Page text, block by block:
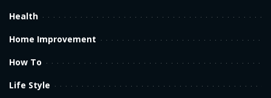
Health
Home Improvement
How To
Life Style